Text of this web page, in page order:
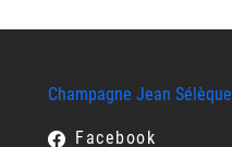
Champagne Jean Sélèque
Facebook